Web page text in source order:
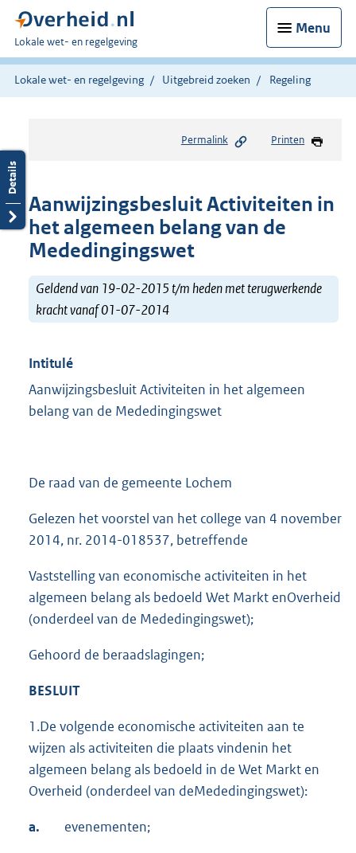
Menu
U
bent
hier:
Lokale wet- en regelgeving
Lokale wet- en regelgeving Uitgebreid zoeken Regeling
Permalink Printen
Aanwijzingsbesluit Activiteiten in
het algemeen belang van de
Mededingingswet
Geldend van 19-02-2015 t/m heden met terugwerkende
kracht vanaf 01-07-2014
Intitulé
Aanwijzingsbesluit Activiteiten in het algemeen
belang van de Mededingingswet
De raad van de gemeente Lochem
Gelezen het voorstel van het college van 4 november
2014, nr. 2014-018537, betreffende
Vaststelling van economische activiteiten in het
algemeen belang als bedoeld Wet Markt enOverheid
(onderdeel van de Mededingingswet);
Gehoord de beraadslagingen;
BESLUIT
1.De volgende economische activiteiten aan te
wijzen als activiteiten die plaats vindenin het
algemeen belang als bedoeld in de Wet Markt en
Overheid (onderdeel van deMededingingswet):
a. evenementen;